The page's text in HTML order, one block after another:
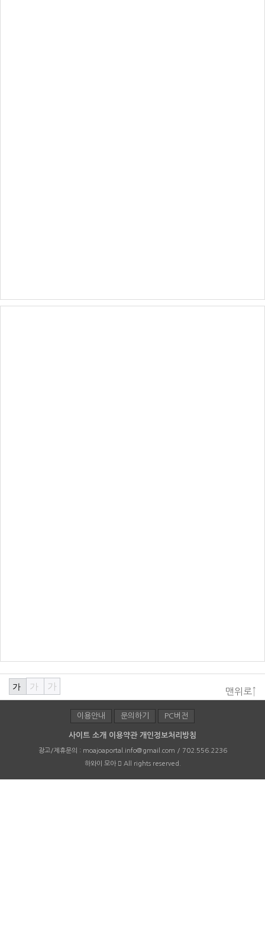
맨위로↑
가 가 가
이용안내 문의하기 PC버전
사이트 소개 이용약관 개인정보처리방침
광고/제휴문의 : moajoaportal.info@gmail.com / 702.556.2236
하와이 모아
All rights reserved.